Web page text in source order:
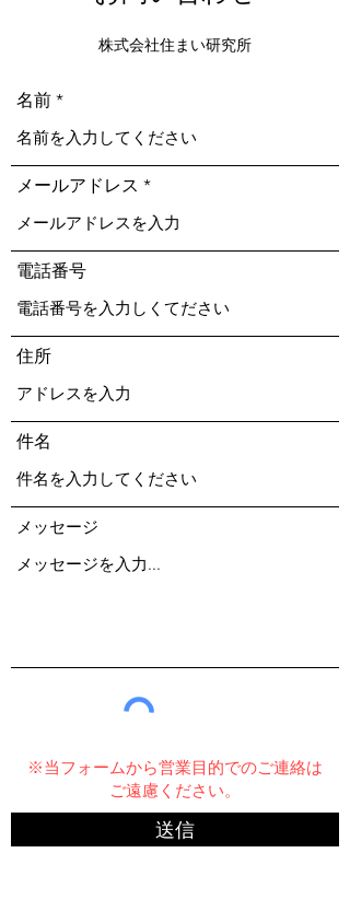
株式会社住まい研究所
名前
メールアドレス
電話番号
住所
件名
メッセージ
※当フォームから営業目的でのご連絡は
ご遠慮ください。
送信